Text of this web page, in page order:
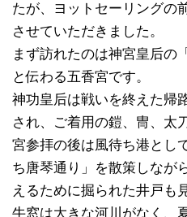
たが、ヨットセーリングの
させていただきました。
まず訪れたのは神宮皇后の
と伝わる五香宮です。
神功皇后は戦いを終えた帰
され、ご着用の鎧、冑、太
宮参拝の後は風待ち港とし
ち唐琴通り」を散策しなが
えるために掘られた井戸も
牛窓は大きな河川がなく、